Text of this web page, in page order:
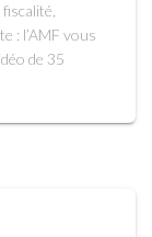
: l’AMF vous
de 35